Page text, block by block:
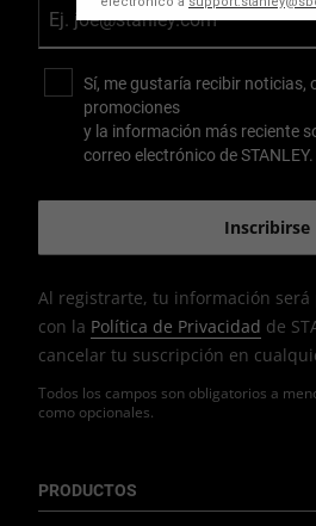
Todos los campos son obligatorios a
como opcionales.
Sí, me gustaría recibir noticias,
promociones
y la información más reciente
correo electrónico de STANLEY.
Al registrarte, tu información será
con la Política de Privacidad de
cancelar tu suscripción en
PRODUCTOS